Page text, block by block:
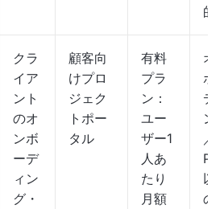
的
クラ
イア
ント
のオ
ンボ
ーデ
ィン
グ・
顧客向
けプロ
ジェク
トポー
タル
有料
プラ
ン：
ユー
ザー1
人あ
たり
月額
オ
ボ
デ
ン
／
以
の